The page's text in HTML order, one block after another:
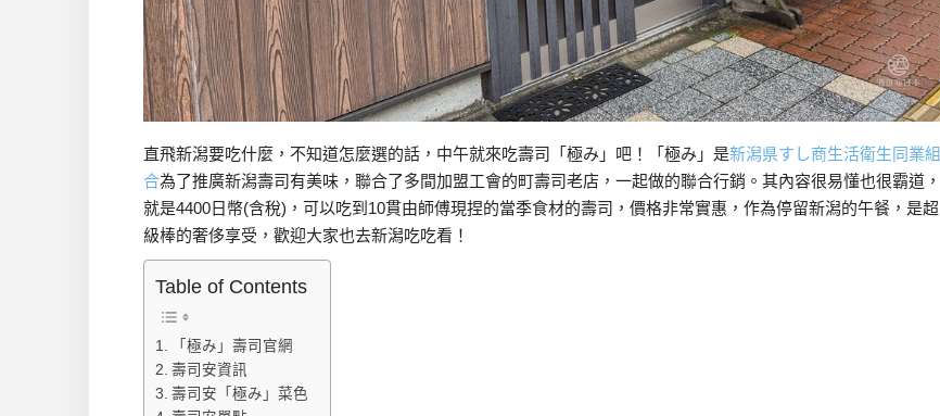
直飛新潟要吃什麼，不知道怎麼選的話，中午就來吃壽司「極み」吧！「極み」是新潟県すし商生活衛生同業組
合為了推廣新潟壽司有美味，聯合了多間加盟工會的町壽司老店，一起做的聯合行銷。其內容很易懂也很霸道，
就是4400日幣(含稅)，可以吃到10貫由師傅現捏的當季食材的壽司，價格非常實惠，作為停留新潟的午餐，是超
級棒的奢侈享受，歡迎大家也去新潟吃吃看！
Table of Contents
「極み」壽司官網
壽司安資訊
壽司安「極み」菜色